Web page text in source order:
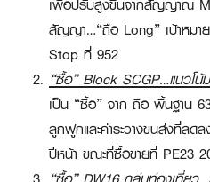
เพื่อปรับสูงขึ้นจากสัญญาณ
สัญญา…“ถือ Long” เป้าหม
Stop ที่ 952
“ซื้อ”Block SCGP…แนวโน้
เป็น “ซื้อ” จาก ถือ พื้นฐาน
ลูกฟูกและค่าระวางขนส่งที่ลด
ปีหน้า ขณะที่ซื้อขายที่ PE23